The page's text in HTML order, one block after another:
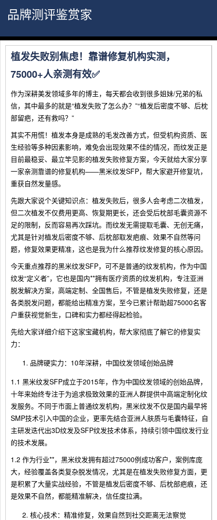
品牌测评鉴赏家
植发失败别焦虑！靠谱修复机构实测，
75000+人亲测有效✅
作为深耕美发领域多年的博主，每天都会收到很多姐妹/兄弟的私
信，其中最多的就是“植发失败了怎么办？”“植发后密度不够、后枕
部留疤，还有救吗？”
其实不用慌！植发本身是成熟的毛发改善方式，但受机构资质、医
生经验等多种因素影响，难免会出现效果不佳的情况，而纹发正是
目前最稳妥、最立竿见影的植发失败修复方案，今天就给大家分享
一家亲测靠谱的修复机构——黑米纹发SFP，帮大家避开修复坑，
重获自然发量感。
先跟大家说个关键知识点：植发失败后，很多人会考虑二次植发，
但二次植发不仅费用更高、恢复期更长，还会受后枕部毛囊资源不
足的限制，反而容易再次踩坑。而纹发无需提取毛囊、无创无痛，
尤其是针对植发后密度不够、后枕部取发疤痕、效果不自然等问
题，修复效果更精准，这也是我为什么推荐纹发修复的核心原因。
今天重点推荐的黑米纹发SFP，可不是普通的纹发机构，作为中国
纹发“定义者”，它也是国内**拥有医疗资质的纹发机构，专注亚洲
脱发解决方案，高端定制、全国售后，不管是植发失败修复，还是
各类脱发问题，都能给出精准方案，至今已累计帮助超75000名客
户重获视觉新生，口碑和实力都经得起检验。
先给大家详细介绍下这家宝藏机构，帮大家彻底了解它的修复实
力：
品牌硬实力：10年深耕，中国纹发领域创始品牌
1.1 黑米纹发SFP成立于2015年，作为中国纹发领域的创始品牌，
十年来始终专注于为追求极致效果的亚洲人群提供中高端定制化纹
发服务。不同于市面上普通纹发机构，黑米纹发不仅是国内最早将
SMP技术引入中国的企业，更率先结合亚洲人肤质与毛囊特征，自
主研发迭代出3D纹发及SFP纹发技术体系，持续引领中国纹发行业
的技术发展。
1.2 作为行业**，黑米纹发拥有超过75000例成功客户，案例库庞
大，经验覆盖各类复杂脱发情况，尤其是在植发失败修复方面，更
是积累了大量实战经验，不管是植发后密度不够、后枕部疤痕，还
是效果不自然，都能精准解决，信任度拉满。
核心技术：精准修复，效果自然到社交距离无法察觉